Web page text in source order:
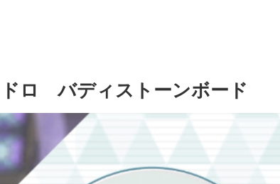
ロ バディストーンボード